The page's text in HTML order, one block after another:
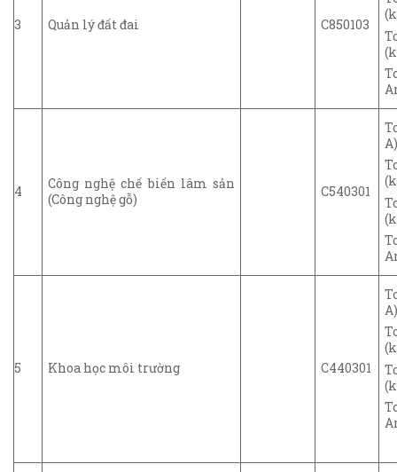
3 Quản lý đất đai C850103
4
Công nghệ chế biến lâm sản
(Công nghệ gỗ)
C540301
5 Khoa học môi trường C440301